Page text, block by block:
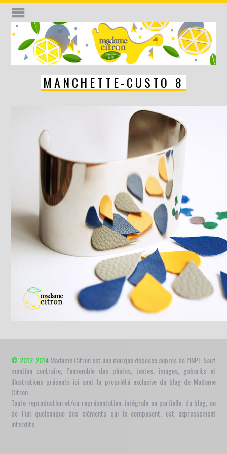
MANCHETTE-CUSTO 8
© 2012-2014Madame Citron est une marque déposée auprès de l’INPI. Sauf
mention contraire, l’ensemble des photos, textes, images, gabarits et
illustrations présents ici sont la propriété exclusive du blog de Madame
Citron.
Toute reproduction et/ou représentation, intégrale ou partielle, du blog, ou
de l’un quelconque des éléments qui le composent, est expressément
interdite.